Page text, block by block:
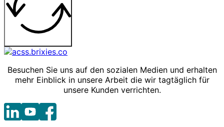
Besuchen Sie uns auf den sozialen Medien und erhalten
mehr Einblick in unsere Arbeit die wir tagtäglich für
unsere Kunden verrichten.